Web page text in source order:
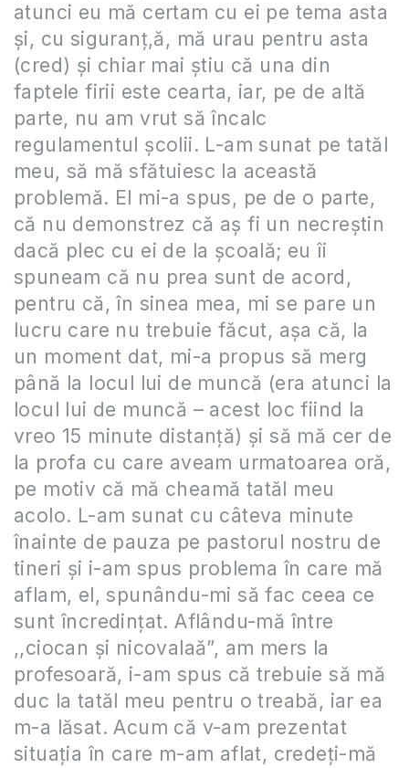
atunci eu mă certam cu ei pe tema asta
și, cu siguranț,ă, mă urau pentru asta
(cred) și chiar mai știu că una din
faptele firii este cearta, iar, pe de altă
parte, nu am vrut să încalc
regulamentul școlii. L-am sunat pe tatăl
meu, să mă sfătuiesc la această
problemă. El mi-a spus, pe de o parte,
că nu demonstrez că aș fi un necreștin
dacă plec cu ei de la școală; eu îi
spuneam că nu prea sunt de acord,
pentru că, în sinea mea, mi se pare un
lucru care nu trebuie făcut, așa că, la
un moment dat, mi-a propus să merg
până la locul lui de muncă (era atunci la
locul lui de muncă – acest loc fiind la
vreo 15 minute distanță) și să mă cer de
la profa cu care aveam urmatoarea oră,
pe motiv că mă cheamă tatăl meu
acolo. L-am sunat cu câteva minute
înainte de pauza pe pastorul nostru de
tineri și i-am spus problema în care mă
aflam, el, spunându-mi să fac ceea ce
sunt încredințat. Aflându-mă între
,,ciocan și nicovalaă”, am mers la
profesoară, i-am spus că trebuie să mă
duc la tatăl meu pentru o treabă, iar ea
m-a lăsat. Acum că v-am prezentat
situația în care m-am aflat, credeți-mă